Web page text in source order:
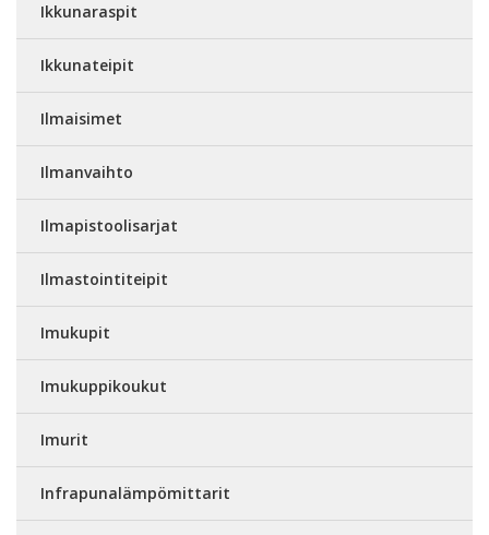
Ikkunaraspit
Ikkunateipit
Ilmaisimet
Ilmanvaihto
Ilmapistoolisarjat
Ilmastointiteipit
Imukupit
Imukuppikoukut
Imurit
Infrapunalämpömittarit